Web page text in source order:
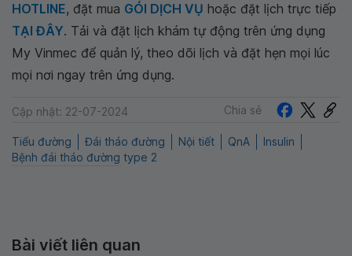
HOTLINE, đặt mua GÓI DỊCH VỤ hoặc đặt lịch trực tiếp
TẠI ĐÂY. Tải và đặt lịch khám tự động trên ứng dụng
My Vinmec để quản lý, theo dõi lịch và đặt hẹn mọi lúc
mọi nơi ngay trên ứng dụng.
Cập nhật: 22-07-2024 Chia sẻ
Tiểu đường Đái tháo đường Nội tiết QnA
Insulin
Bệnh đái tháo đường type 2
Bài viết liên quan